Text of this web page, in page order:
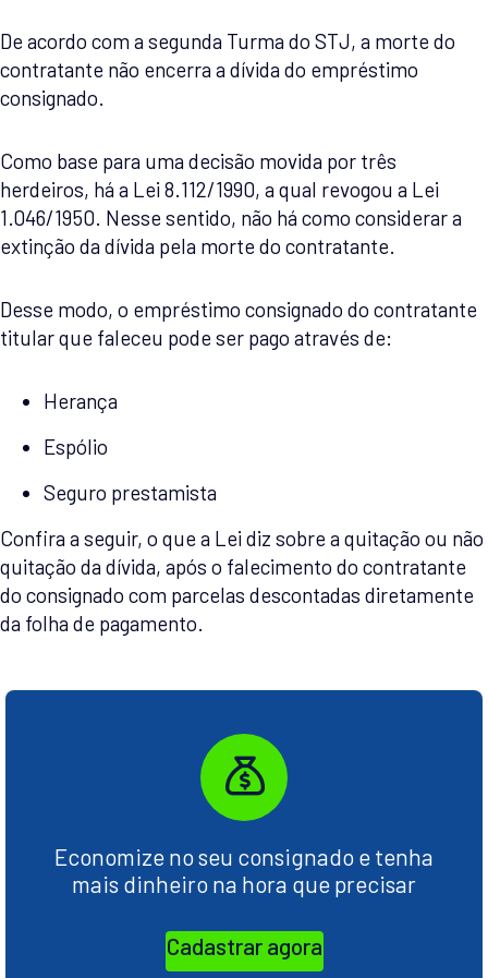
De acordo com a segunda Turma do STJ, a morte do
contratante não encerra a dívida do empréstimo
consignado.
Como base para uma decisão movida por três
herdeiros, há a Lei 8.112/1990, a qual revogou a Lei
1.046/1950. Nesse sentido, não há como considerar a
extinção da dívida pela morte do contratante.
Desse modo, o empréstimo consignado do contratante
titular que faleceu pode ser pago através de:
Herança
Espólio
Seguro prestamista
Confira a seguir, o que a Lei diz sobre a quitação ou não
quitação da dívida, após o falecimento do contratante
do consignado com parcelas descontadas diretamente
da folha de pagamento.
Economize no seu consignado e tenha
mais dinheiro na hora que precisar
Cadastrar agora